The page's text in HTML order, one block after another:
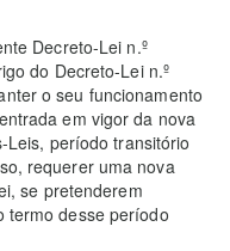
Decreto-Lei n.º
do Decreto-Lei n.º
o seu funcionamento
em vigor da nova
Leis, período transitório
requerer uma nova
se pretenderem
termo desse período